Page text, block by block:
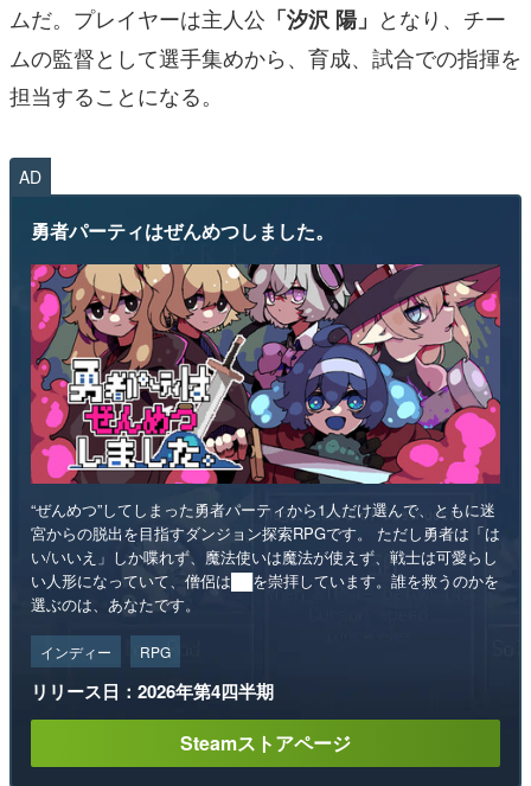
ムだ。プレイヤーは主人公 「汐沢 陽」 となり、チー
ムの監督として選手集めから、育成、試合での指揮を
担当することになる。
AD
勇者パーティはぜんめつしました。
“ぜんめつ”してしまった勇者パーティから1人だけ選んで、ともに迷
宮からの脱出を目指すダンジョン探索RPGです。 ただし勇者は「は
い/いいえ」しか喋れず、魔法使いは魔法が使えず、戦士は可愛らし
い人形になっていて、僧侶は██を崇拝しています。誰を救うのかを
選ぶのは、あなたです。
インディー RPG
リリース日：2026年第4四半期
Steamストアページ